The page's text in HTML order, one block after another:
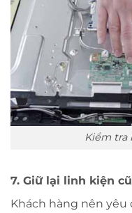
Kiểm tra
7. Giữ lại linh kiện
Khách hàng nên yêu